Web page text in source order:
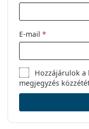
E-mail *
Hozzájárulok
megjegyzés